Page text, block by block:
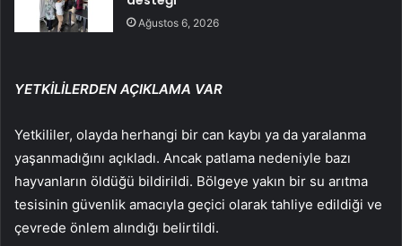
Ağustos 6, 2026
YETKİLİLERDEN AÇIKLAMA VAR
Yetkililer, olayda herhangi bir can kaybı ya da yaralanma
yaşanmadığını açıkladı. Ancak patlama nedeniyle bazı
hayvanların öldüğü bildirildi. Bölgeye yakın bir su arıtma
tesisinin güvenlik amacıyla geçici olarak tahliye edildiği ve
çevrede önlem alındığı belirtildi.